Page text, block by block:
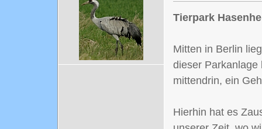
Tierpark
Mitten in Berlin
dieser Parkanlage
mittendrin, ein
Hierhin hat es